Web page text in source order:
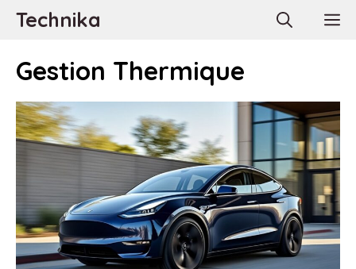
AllerTechnika
Gestion Thermique